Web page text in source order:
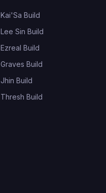
Kai'Sa Build
Lee Sin Build
Ezreal Build
Graves Build
Jhin Build
Thresh Build